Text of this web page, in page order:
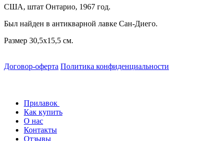
США, штат Онтарио, 1967 год.
Был найден в антикварной лавке Сан-Диего.
Размер 30,5х15,5 см.
Договор-оферта Политика конфиденциальности
Прилавок
Как купить
О нас
Контакты
Отзывы